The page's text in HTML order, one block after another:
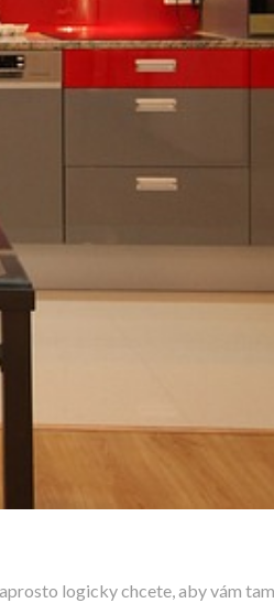
logicky chcete, aby vám